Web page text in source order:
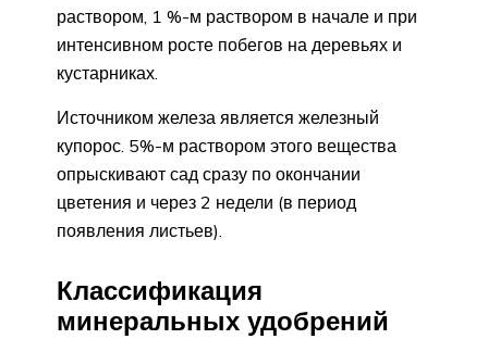
раствором, 1 %-м раствором в начале и при
интенсивном росте побегов на деревьях и
кустарниках.
Источником железа является железный
купорос. 5%-м раствором этого вещества
опрыскивают сад сразу по окончании
цветения и через 2 недели (в период
появления листьев).
Классификация
минеральных удобрений